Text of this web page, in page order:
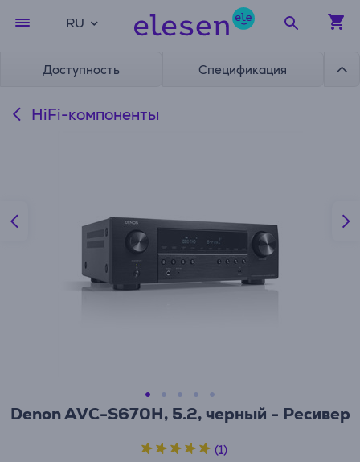
RU
Доступность Спецификация
HiFi-компоненты
Denon AVC-S670H, 5.2, черный - Ресивер
(1)